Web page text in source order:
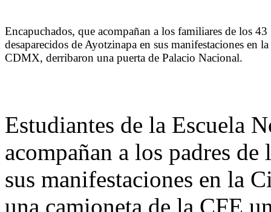
Encapuchados, que acompañan a los familiares de los 43
desaparecidos de Ayotzinapa en sus manifestaciones en la
CDMX, derribaron una puerta de Palacio Nacional.
Estudiantes de la Escuela
acompañan a los padres
sus manifestaciones en la
una camioneta de la CFE